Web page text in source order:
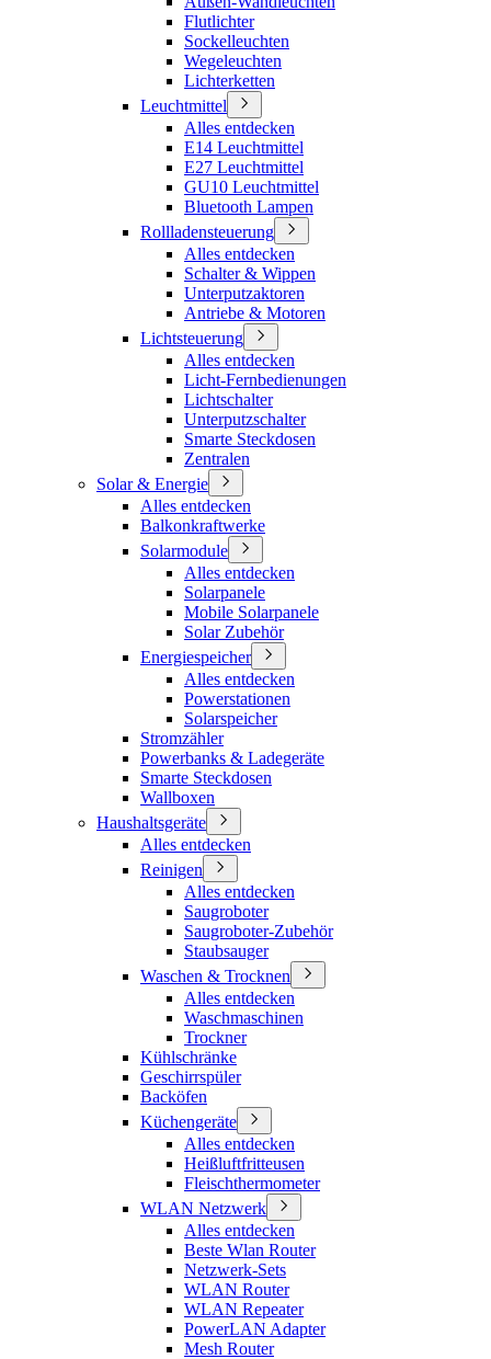
Flutlichter
Sockelleuchten
Wegeleuchten
Lichterketten
Leuchtmittel
Alles entdecken
E14 Leuchtmittel
E27 Leuchtmittel
GU10 Leuchtmittel
Bluetooth Lampen
Rollladensteuerung
Alles entdecken
Schalter & Wippen
Unterputzaktoren
Antriebe & Motoren
Lichtsteuerung
Alles entdecken
Licht-Fernbedienungen
Lichtschalter
Unterputzschalter
Smarte Steckdosen
Zentralen
Solar & Energie
Alles entdecken
Balkonkraftwerke
Solarmodule
Alles entdecken
Solarpanele
Mobile Solarpanele
Solar Zubehör
Energiespeicher
Alles entdecken
Powerstationen
Solarspeicher
Stromzähler
Powerbanks & Ladegeräte
Smarte Steckdosen
Wallboxen
Haushaltsgeräte
Alles entdecken
Reinigen
Alles entdecken
Saugroboter
Saugroboter-Zubehör
Staubsauger
Waschen & Trocknen
Alles entdecken
Waschmaschinen
Trockner
Kühlschränke
Geschirrspüler
Backöfen
Küchengeräte
Alles entdecken
Heißluftfritteusen
Fleischthermometer
WLAN Netzwerk
Alles entdecken
Beste Wlan Router
Netzwerk-Sets
WLAN Router
WLAN Repeater
PowerLAN Adapter
Mesh Router